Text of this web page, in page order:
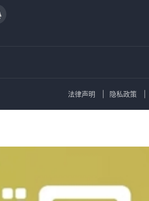
法律声明 隐私政策